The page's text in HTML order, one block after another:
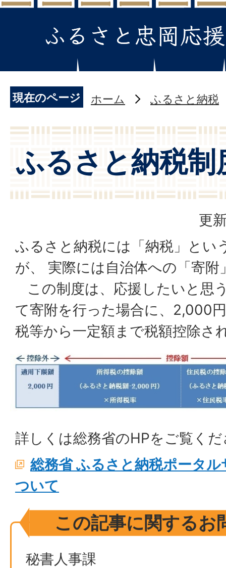
現在のページ ホーム ふるさと納税
ふるさと納税
更
ふるさと納税には「納税」とい
が、 実際には自治体への「寄附
この制度は、応援したいと思
て寄附を行った場合に、2,000
税等から一定額まで税額控除さ
詳しくは総務省のHPをご覧く
総務省 ふるさと納税ポータ
ついて
この記事に関するお
秘書人事課